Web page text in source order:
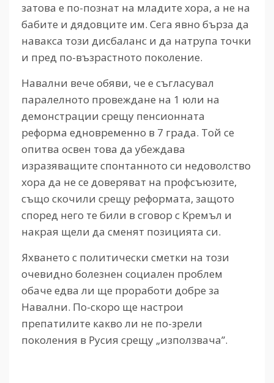
затова е по-познат на младите хора, а не на
бабите и дядовците им. Сега явно бърза да
навакса този дисбаланс и да натрупа точки
и пред по-възрастното поколение.
Навални вече обяви, че е съгласувал
паралелното провеждане на 1 юли на
демонстрации срещу пенсионната
реформа едновременно в 7 града. Той се
опитва освен това да убеждава
изразяващите спонтанното си недоволство
хора да не се доверяват на профсъюзите,
също скочили срещу реформата, защото
според него те били в сговор с Кремъл и
накрая щели да сменят позицията си.
Яхването с политически сметки на този
очевидно болезнен социален проблем
обаче едва ли ще проработи добре за
Навални. По-скоро ще настрои
препатилите какво ли не по-зрели
поколения в Русия срещу „използвача”.